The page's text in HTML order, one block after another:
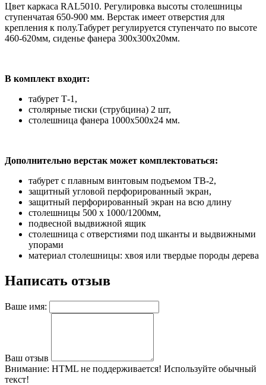
Цвет каркаса RAL5010. Регулировка высоты столешницы
ступенчатая 650-900 мм. Верстак имеет отверстия для
крепления к полу.Табурет регулируется ступенчато по высоте
460-620мм, сиденье фанера 300х300х20мм.
В комплект входит:
табурет Т-1,
столярные тиски (струбцина) 2 шт,
столешница фанера 1000х500х24 мм.
Дополнительно верстак может комплектоваться:
табурет с плавным винтовым подъемом ТВ-2,
защитный угловой перфорированный экран,
защитный перфорированный экран на всю длину
столешницы 500 х 1000/1200мм,
подвесной выдвижной ящик
столешница с отверстиями под шканты и выдвижными
упорами
материал столешницы: хвоя или твердые породы дерева
Написать отзыв
Ваше имя:
Ваш отзыв
Внимание: HTML не поддерживается! Используйте обычный
текст!